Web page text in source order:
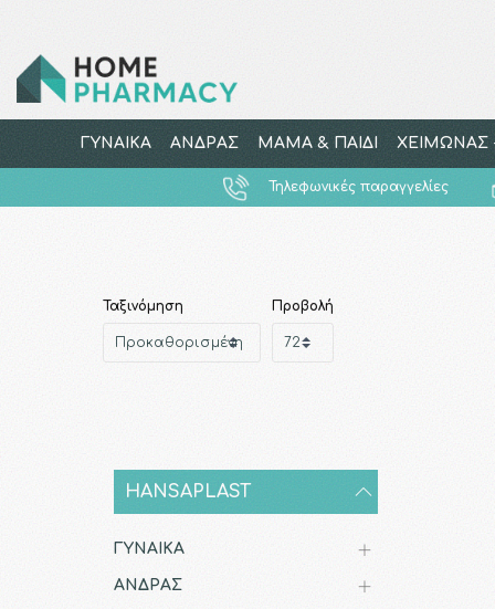
ΓΥΝΑΙΚΑ ΑΝΔΡΑΣ ΜΑΜΑ & ΠΑΙΔΙ ΧΕΙΜΩΝΑΣ
Τηλεφωνικές παραγγελίες
Ταξινόμηση Προβολή
HANSAPLAST
ΓΥΝΑΙΚΑ
ΑΝΔΡΑΣ